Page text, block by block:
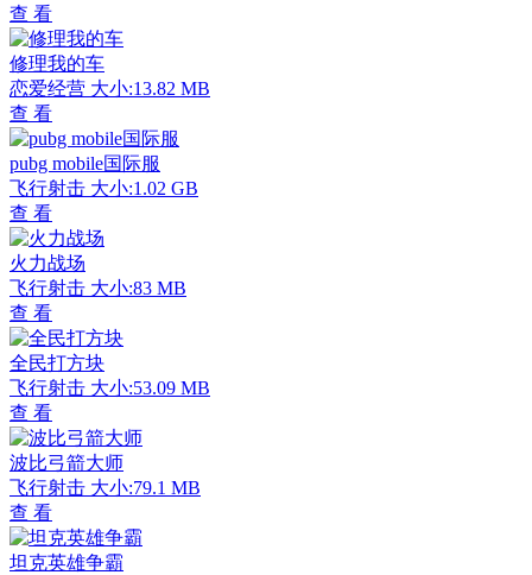
查 看
修理我的车
恋爱经营 大小:13.82 MB
查 看
pubg mobile国际服
飞行射击 大小:1.02 GB
查 看
火力战场
飞行射击 大小:83 MB
查 看
全民打方块
飞行射击 大小:53.09 MB
查 看
波比弓箭大师
飞行射击 大小:79.1 MB
查 看
坦克英雄争霸